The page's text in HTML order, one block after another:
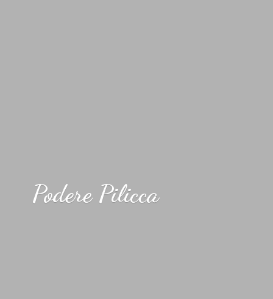
Podere Pilicca